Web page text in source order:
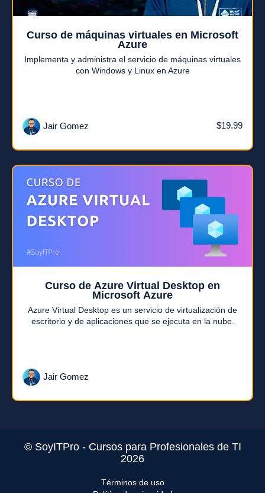
Curso de máquinas virtuales en Microsoft
Azure
Implementa y administra el servicio de máquinas virtuales
con Windows y Linux en Azure
Jair Gomez $19.99
Curso de Azure Virtual Desktop en
Microsoft Azure
Azure Virtual Desktop es un servicio de virtualización de
escritorio y de aplicaciones que se ejecuta en la nube.
Jair Gomez
© SoyITPro - Cursos para Profesionales de TI
2026
Términos de uso